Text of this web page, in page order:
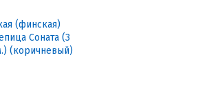
(финская)
Соната (3
(коричневый)